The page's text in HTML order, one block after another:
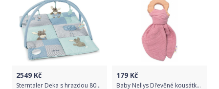
2549 Kč
Sterntaler Deka s hrazdou 80x100cm oslík Emmi 9122000
179 Kč
Baby Nellys Dřevěné kousátko s mušelínem, Korunka, pudrové